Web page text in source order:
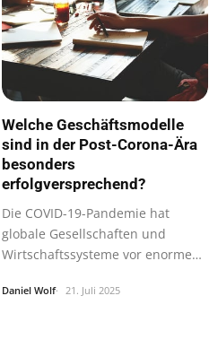
Welche Geschäftsmodelle
sind in der Post-Corona-Ära
besonders
erfolgversprechend?
Die COVID-19-Pandemie hat
globale Gesellschaften und
Wirtschaftssysteme vor enorme…
Daniel Wolf 21. Juli 2025